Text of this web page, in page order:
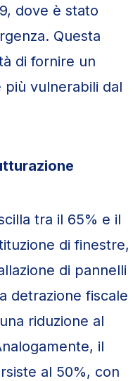
dove è stato
Questa
di fornire un
vulnerabili dal
tra il 65% e il
di finestre,
di pannelli
detrazione fiscale
riduzione al
il
al 50%, con